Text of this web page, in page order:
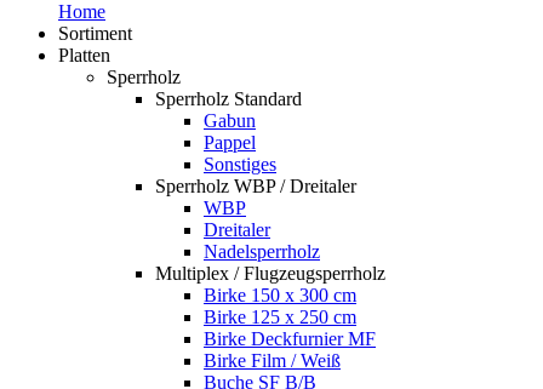
Home
Sortiment
Platten
Sperrholz
Sperrholz Standard
Gabun
Pappel
Sonstiges
Sperrholz WBP / Dreitaler
WBP
Dreitaler
Nadelsperrholz
Multiplex / Flugzeugsperrholz
Birke 150 x 300 cm
Birke 125 x 250 cm
Birke Deckfurnier MF
Birke Film / Weiß
Buche SF B/B